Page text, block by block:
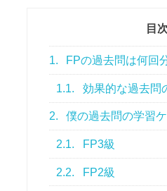
目次
1. FPの過去問は何回
1.1. 効果的な過去問
2. 僕の過去問の学習
2.1. FP3級
2.2. FP2級